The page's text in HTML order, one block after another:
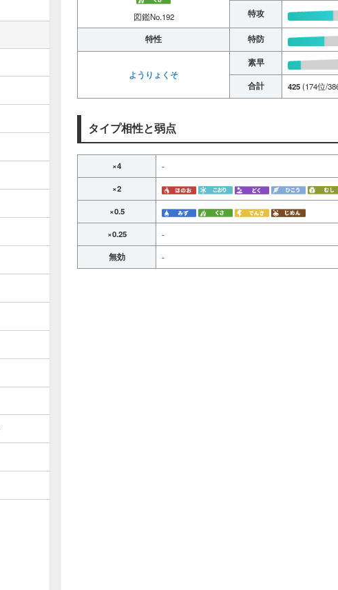
図鑑No.192 特攻
特性 特防
ようりょくそ
素早
合計 425(174位/
タイプ相性と弱点
×4 -
×2
×0.5
×0.25
-
無効 -